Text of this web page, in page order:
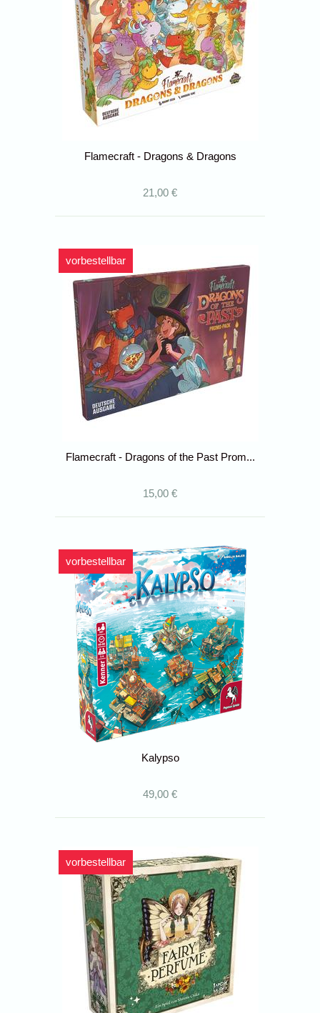
Flamecraft - Dragons & Dragons
21,00 €
vorbestellbar
Flamecraft - Dragons of the Past Prom...
15,00 €
vorbestellbar
Kalypso
49,00 €
vorbestellbar